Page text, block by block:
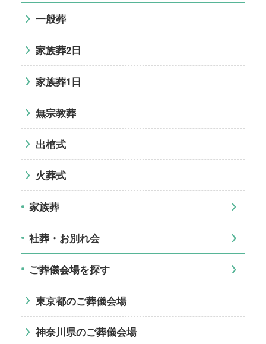
一般葬
家族葬2日
家族葬1日
無宗教葬
出棺式
火葬式
家族葬
社葬・お別れ会
ご葬儀会場を探す
東京都のご葬儀会場
神奈川県のご葬儀会場